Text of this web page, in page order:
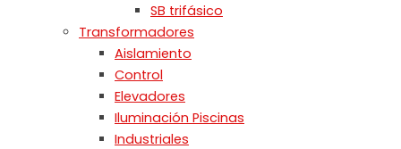
SB trifásico
Transformadores
Aislamiento
Control
Elevadores
Iluminación Piscinas
Industriales